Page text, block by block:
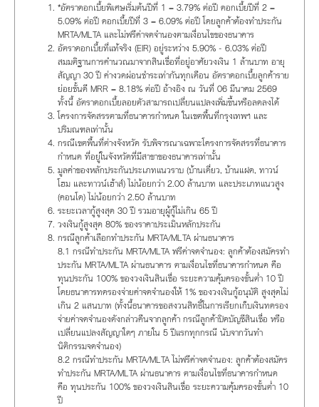
*อัตราดอกเบี้ยพิเศษเริ่มต้นปีที่ 1 = 3.79% ต่อปี ดอกเบี้ยปีที่ 2 =
5.09% ต่อปี ดอกเบี้ยปีที่ 3 = 6.09% ต่อปี โดยลูกค้าต้องทำประกัน
MRTA/MLTA และไม่ฟรีค่าจดจำนองตามเงื่อนไขของธนาคาร
อัตราดอกเบี้ยที่แท้จริง (EIR) อยู่ระหว่าง 5.90% - 6.03% ต่อปี
สมมติฐานการคำนวณมาจากสินเชื่อที่อยู่อาศัยวงเงิน 1 ล้านบาท อายุ
สัญญา 30 ปี ค่างวดผ่อนชำระเท่ากันทุกเดือน อัตราดอกเบี้ยลูกค้าราย
ย่อยชั้นดี MRR = 8.18% ต่อปี อ้างอิง ณ วันที่ 06 มีนาคม 2569
ทั้งนี้ อัตราดอกเบี้ยลอยตัวสามารถเปลี่ยนแปลงเพิ่มขึ้นหรือลดลงได้
โครงการจัดสรรตามที่ธนาคารกำหนด ในเขตพื้นที่กรุงเทพฯ และ
ปริมณฑลเท่านั้น
กรณีเขตพื้นที่ต่างจังหวัด รับพิจารณาเฉพาะโครงการจัดสรรที่ธนาคาร
กำหนด ที่อยู่ในจังหวัดที่มีสาขาของธนาคารเท่านั้น
มูลค่าของหลักประกันประเภทแนวราบ (บ้านเดี่ยว, บ้านแฝด, ทาวน์
โฮม และทาวน์เฮ้าส์) ไม่น้อยกว่า 2.00 ล้านบาท และประเภทแนวสูง
(คอนโด) ไม่น้อยกว่า 2.50 ล้านบาท
ระยะเวลากู้สูงสุด 30 ปี รวมอายุผู้กู้ไม่เกิน 65 ปี
วงเงินกู้สูงสุด 80% ของราคาประเมินหลักประกัน
กรณีลูกค้าเลือกทำประกัน MRTA/MLTA ผ่านธนาคาร
8.1 กรณีทำประกัน MRTA/MLTA ฟรีค่าจดจำนอง: ลูกค้าต้องสมัครทำ
ประกัน MRTA/MLTA ผ่านธนาคาร ตามเงื่อนไขที่ธนาคารกำหนด คือ
ทุนประกัน 100% ของวงเงินสินเชื่อ ระยะความคุ้มครองขั้นต่ำ 10 ปี
โดยธนาคารทดรองจ่ายค่าจดจำนองให้ 1% ของวงเงินกู้อนุมัติ สูงสุดไม่
เกิน 2 แสนบาท (ทั้งนี้ธนาคารขอสงวนสิทธิ์ในการเรียกเก็บเงินทดรอง
จ่ายค่าจดจำนองดังกล่าวคืนจากลูกค้า กรณีลูกค้าปิดบัญชีสินเชื่อ หรือ
เปลี่ยนแปลงสัญญาใดๆ ภายใน 5 ปีแรกทุกกรณี นับจากวันทำ
นิติกรรมจดจำนอง)
8.2 กรณีทำประกัน MRTA/MLTA ไม่ฟรีค่าจดจำนอง: ลูกค้าต้องสมัคร
ทำประกัน MRTA/MLTA ผ่านธนาคาร ตามเงื่อนไขที่ธนาคารกำหนด
คือ ทุนประกัน 100% ของวงเงินสินเชื่อ ระยะความคุ้มครองขั้นต่ำ 10
ปี